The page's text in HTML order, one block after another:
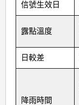
信號生效日
露點溫度
日較差
降雨時間